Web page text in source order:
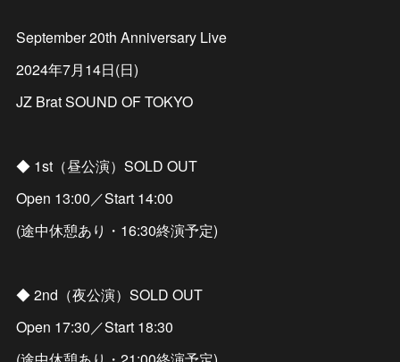
September 20th Anniversary Live
2024年7月14日(日)
JZ Brat SOUND OF TOKYO
◆ 1st（昼公演）SOLD OUT
Open 13:00／Start 14:00
(途中休憩あり・16:30終演予定)
◆ 2nd（夜公演）SOLD OUT
Open 17:30／Start 18:30